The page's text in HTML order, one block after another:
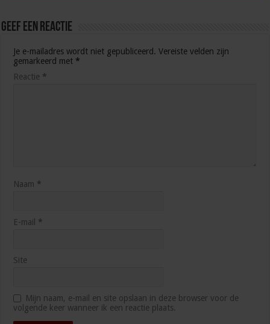
Geef een reactie
Je e-mailadres wordt niet gepubliceerd. Vereiste velden zijn
gemarkeerd met *
Reactie *
Naam *
E-mail *
Site
Mijn naam, e-mail en site opslaan in deze browser voor de
volgende keer wanneer ik een reactie plaats.